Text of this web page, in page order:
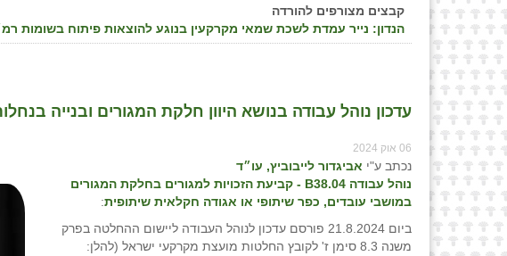
קבצים מצורפים להורדה
הנדון: נייר עמדת לשכת שמאי מקרקעין בנוגע להוצאות פיתוח בשומות
עדכון נוהל עבודה בנושא היוון חלקת המגורים ובנייה
06 אוק 2024
נכתב ע"י אביגדור לייבוביץ, עו״ד
נוהל עבודה
B 38.04 - קביעת הזכויות למגורים בחלקת המגורים
במושבי עובדים, כפר שיתופי או אגודה חקלאית שיתופית:
ביום 21.8.2024 פורסם עדכון לנוהל העבודה ליישום ההחלטה בפרק
משנה 8.3 סימן ז' לקובץ החלטות מועצת מקרקעי ישראל (להלן: